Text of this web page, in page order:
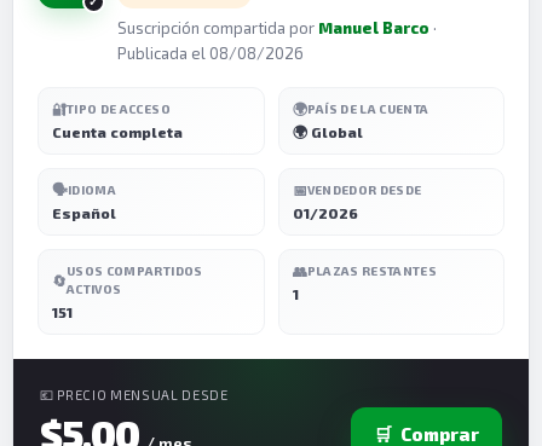
Suscripción compartida por Manuel Barco ·
Publicada el 08/08/2026
🔐TIPO DE ACCESO
Cuenta completa
🌍PAÍS DE LA CUENTA
🌍 Global
🗣️IDIOMA
Español
📅VENDEDOR DESDE
01/2026
🔄
USOS COMPARTIDOS
ACTIVOS
151
👥PLAZAS RESTANTES
1
💶 PRECIO MENSUAL DESDE
$5,00 🛒 Comprar